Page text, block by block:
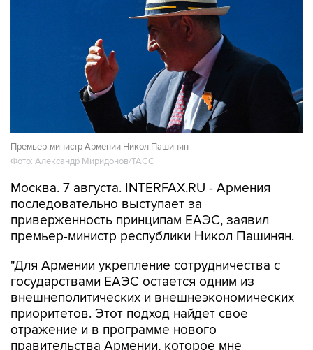
Премьер-министр Армении Никол Пашинян
Фото: Александр Миридонов/ТАСС
Москва. 7 августа. INTERFAX.RU - Армения
последовательно выступает за
приверженность принципам ЕАЭС, заявил
премьер-министр республики Никол Пашинян.
"Для Армении укрепление сотрудничества с
государствами ЕАЭС остается одним из
внешнеполитических и внешнеэкономических
приоритетов. Этот подход найдет свое
отражение и в программе нового
правительства Армении, которое мне